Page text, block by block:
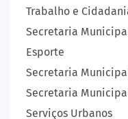
Trabalho e
Secretaria
Esporte
Secretaria
Secretaria
Serviços Urbanos